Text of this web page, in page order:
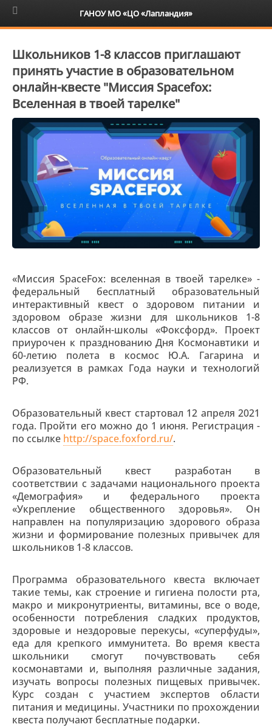
6+
Школьников 1-8 классов приглашают
принять участие в образовательном
онлайн-квесте "Миссия Spacefox:
Вселенная в твоей тарелке"
«Миссия SpaceFoх: вселенная в твоей тарелке» -
федеральный бесплатный образовательный
интерактивный квест о здоровом питании и
здоровом образе жизни для школьников 1-8
классов от онлайн-школы «Фоксфорд». Проект
приурочен к празднованию Дня Космонавтики и
60-летию полета в космос Ю.А. Гагарина и
реализуется в рамках Года науки и технологий
РФ.
Образовательный квест стартовал 12 апреля 2021
года. Пройти его можно до 1 июня. Регистрация -
по ссылке http://space.foxford.ru/.
Образовательный квест разработан в
соответствии с задачами национального проекта
«Демография» и федерального проекта
«Укрепление общественного здоровья». Он
направлен на популяризацию здорового образа
жизни и формирование полезных привычек для
школьников 1-8 классов.
Программа образовательного квеста включает
такие темы, как строение и гигиена полости рта,
макро и микронутриенты, витамины, все о воде,
особенности потребления сладких продуктов,
здоровые и нездоровые перекусы, «суперфуды»,
еда для крепкого иммунитета. Во время квеста
школьники смогут почувствовать себя
космонавтами и, выполняя различные задания,
изучать вопросы полезных пищевых привычек.
Курс создан с участием экспертов области
питания и медицины. Участники по прохождении
квеста получают бесплатные подарки.
ГАНОУ МО «ЦО «Лапландия»